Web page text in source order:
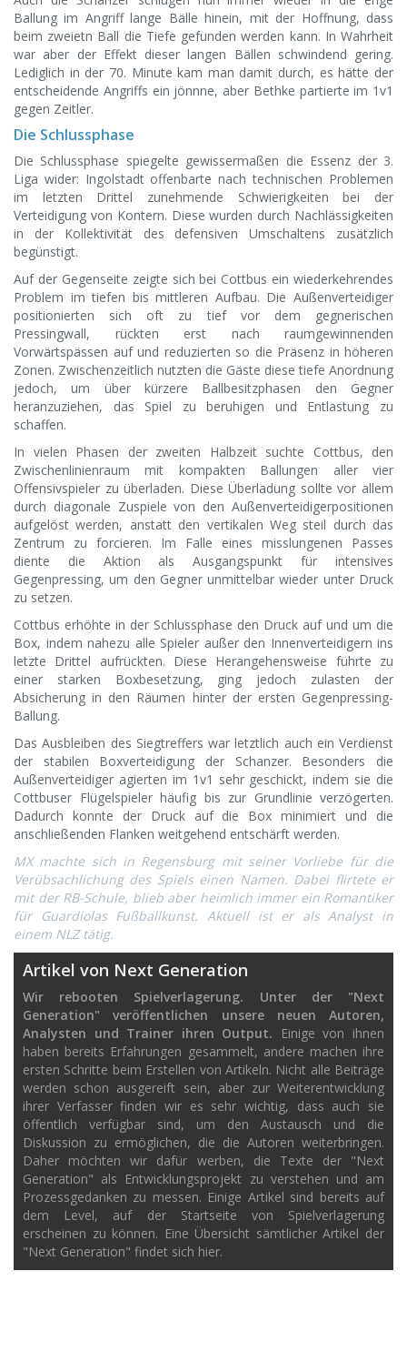
Ballung im Angriff lange Bälle hinein, mit der Hoffnung, dass
beim zweietn Ball die Tiefe gefunden werden kann. In Wahrheit
war aber der Effekt dieser langen Bällen schwindend gering.
Lediglich in der 70. Minute kam man damit durch, es hätte der
entscheidende Angriffs ein jönnne, aber Bethke partierte im 1v1
gegen Zeitler.
Die Schlussphase
Die Schlussphase spiegelte gewissermaßen die Essenz der 3.
Liga wider: Ingolstadt offenbarte nach technischen Problemen
im letzten Drittel zunehmende Schwierigkeiten bei der
Verteidigung von Kontern. Diese wurden durch Nachlässigkeiten
in der Kollektivität des defensiven Umschaltens zusätzlich
begünstigt.
Auf der Gegenseite zeigte sich bei Cottbus ein wiederkehrendes
Problem im tiefen bis mittleren Aufbau. Die Außenverteidiger
positionierten sich oft zu tief vor dem gegnerischen
Pressingwall, rückten erst nach raumgewinnenden
Vorwärtspässen auf und reduzierten so die Präsenz in höheren
Zonen. Zwischenzeitlich nutzten die Gäste diese tiefe Anordnung
jedoch, um über kürzere Ballbesitzphasen den Gegner
heranzuziehen, das Spiel zu beruhigen und Entlastung zu
schaffen.
In vielen Phasen der zweiten Halbzeit suchte Cottbus, den
Zwischenlinienraum mit kompakten Ballungen aller vier
Offensivspieler zu überladen. Diese Überladung sollte vor allem
durch diagonale Zuspiele von den Außenverteidigerpositionen
aufgelöst werden, anstatt den vertikalen Weg steil durch das
Zentrum zu forcieren. Im Falle eines misslungenen Passes
diente die Aktion als Ausgangspunkt für intensives
Gegenpressing, um den Gegner unmittelbar wieder unter Druck
zu setzen.
Cottbus erhöhte in der Schlussphase den Druck auf und um die
Box, indem nahezu alle Spieler außer den Innenverteidigern ins
letzte Drittel aufrückten. Diese Herangehensweise führte zu
einer starken Boxbesetzung, ging jedoch zulasten der
Absicherung in den Räumen hinter der ersten Gegenpressing-
Ballung.
Das Ausbleiben des Siegtreffers war letztlich auch ein Verdienst
der stabilen Boxverteidigung der Schanzer. Besonders die
Außenverteidiger agierten im 1v1 sehr geschickt, indem sie die
Cottbuser Flügelspieler häufig bis zur Grundlinie verzögerten.
Dadurch konnte der Druck auf die Box minimiert und die
anschließenden Flanken weitgehend entschärft werden.
MX machte sich in Regensburg mit seiner Vorliebe für die
Verübsachlichung des Spiels einen Namen. Dabei flirtete er
mit der RB-Schule, blieb aber heimlich immer ein Romantiker
für Guardiolas Fußballkunst. Aktuell ist er als Analyst in
einem NLZ tätig.
Artikel von Next Generation
Wir rebooten Spielverlagerung. Unter der "Next
Generation" veröffentlichen unsere neuen Autoren,
Analysten und Trainer ihren Output. Einige von ihnen
haben bereits Erfahrungen gesammelt, andere machen ihre
ersten Schritte beim Erstellen von Artikeln. Nicht alle Beiträge
werden schon ausgereift sein, aber zur Weiterentwicklung
ihrer Verfasser finden wir es sehr wichtig, dass auch sie
öffentlich verfügbar sind, um den Austausch und die
Diskussion zu ermöglichen, die die Autoren weiterbringen.
Daher möchten wir dafür werben, die Texte der "Next
Generation" als Entwicklungsprojekt zu verstehen und am
Prozessgedanken zu messen. Einige Artikel sind bereits auf
dem Level, auf der Startseite von Spielverlagerung
erscheinen zu können. Eine Übersicht sämtlicher Artikel der
"Next Generation" findet sich hier.